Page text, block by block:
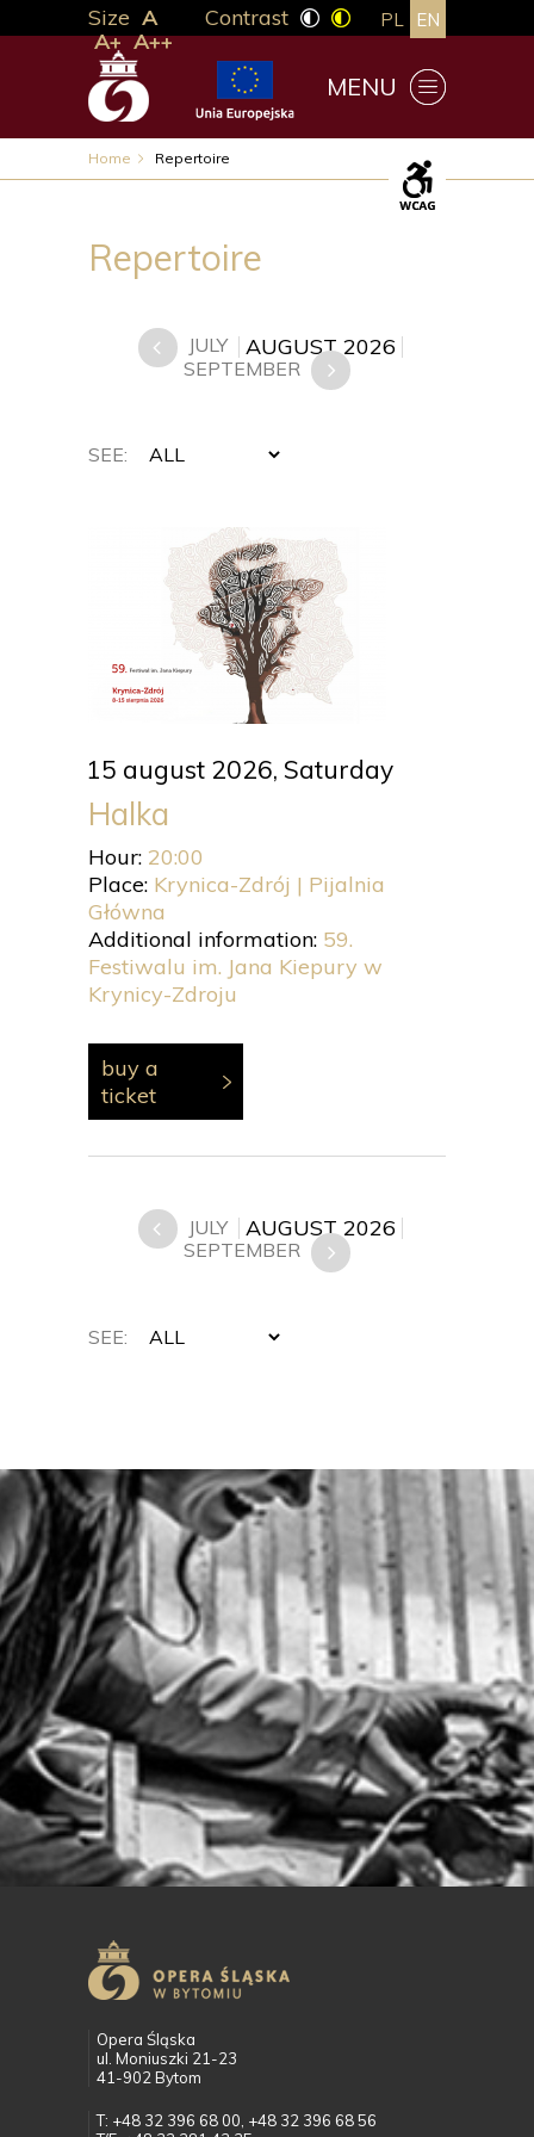
MENU
Size A
A+ A++
Contrast PL EN
Home Repertoire
Repertoire
JULY AUGUST 2026
SEPTEMBER
SEE:
15 august 2026, Saturday
Halka
Hour: 20:00
Place: Krynica-Zdrój | Pijalnia
Główna
Additional information: 59.
Festiwalu im. Jana Kiepury w
Krynicy-Zdroju
buy a
ticket
JULY AUGUST 2026
SEPTEMBER
SEE:
Opera Śląska
ul. Moniuszki 21-23
41-902 Bytom
T: +48 32 396 68 00, +48 32 396 68 56